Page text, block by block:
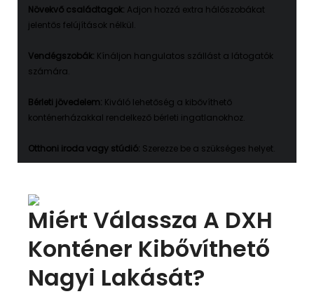
Növekvő családtagok: Adjon hozzá extra hálószobákat
jelentős felújítások nélkül.
Vendégszobák: Kínáljon hangulatos szállást a látogatók
számára.
Bérleti jövedelem: Kiváló lehetőség a kibővíthető
konténerházakkal rendelkező bérleti ingatlanokhoz.
Otthoni iroda vagy stúdió: Szerezze be a szükséges helyet.
Miért Válassza A DXH
Konténer Kibővíthető
Nagyi Lakását?